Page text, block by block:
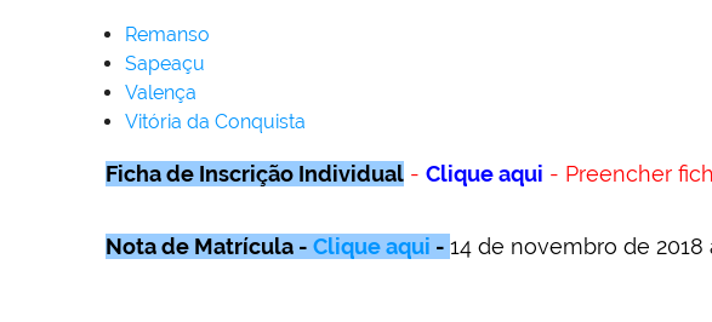
Remanso
Sapeaçu
Valença
Vitória da Conquista
Ficha de Inscrição Individual - Clique aqui - Preencher
Nota de Matrícula - Clique aqui - 14 de novembro de 2018